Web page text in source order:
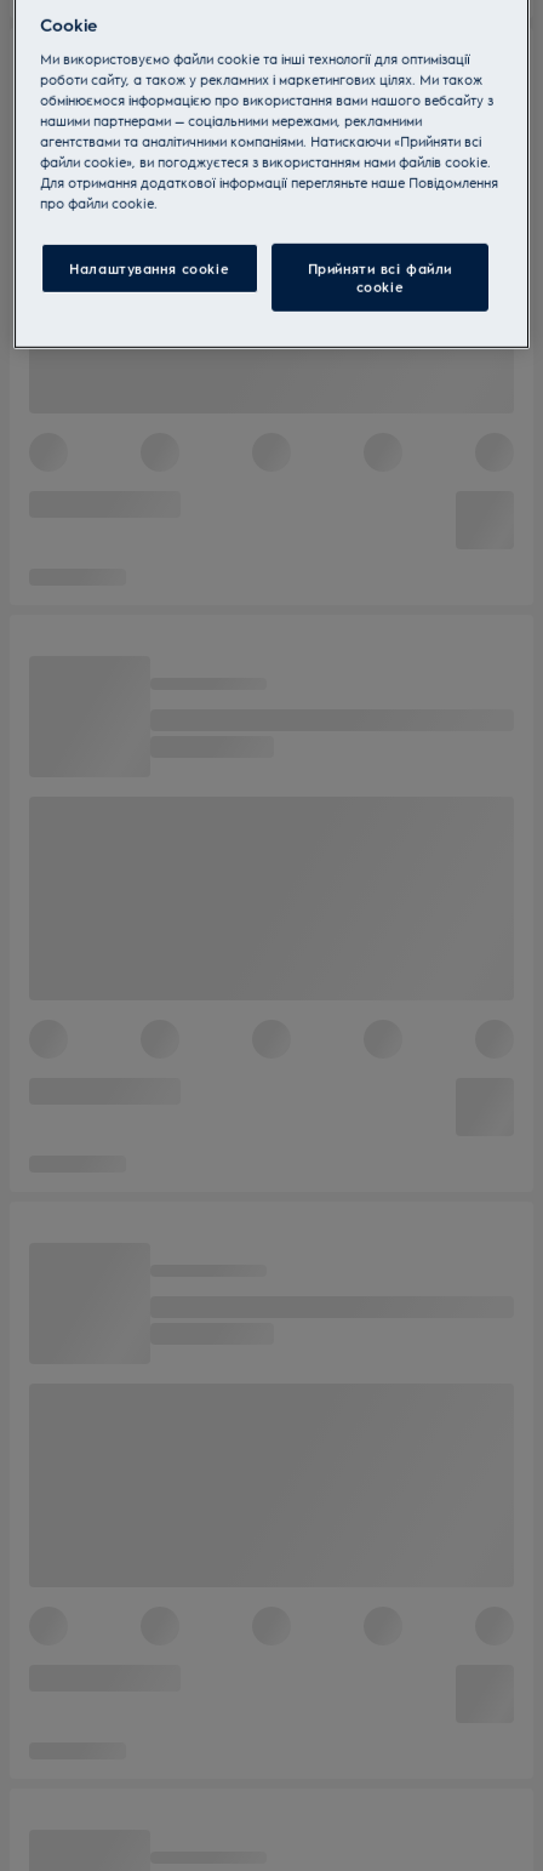
Cookie
Ми використовуємо файли cookie та інші технології для оптимізації
роботи сайту, а також у рекламних і маркетингових цілях. Ми також
обмінюємося інформацією про використання вами нашого вебсайту з
нашими партнерами — соціальними мережами, рекламними
агентствами та аналітичними компаніями. Натискаючи «Прийняти всі
файли cookie», ви погоджуєтеся з використанням нами файлів cookie.
Для отримання додаткової інформації перегляньте наше Пoвідомлення
прo файли cookie.
Налаштування cookie
Прийняти всі файли
сookie